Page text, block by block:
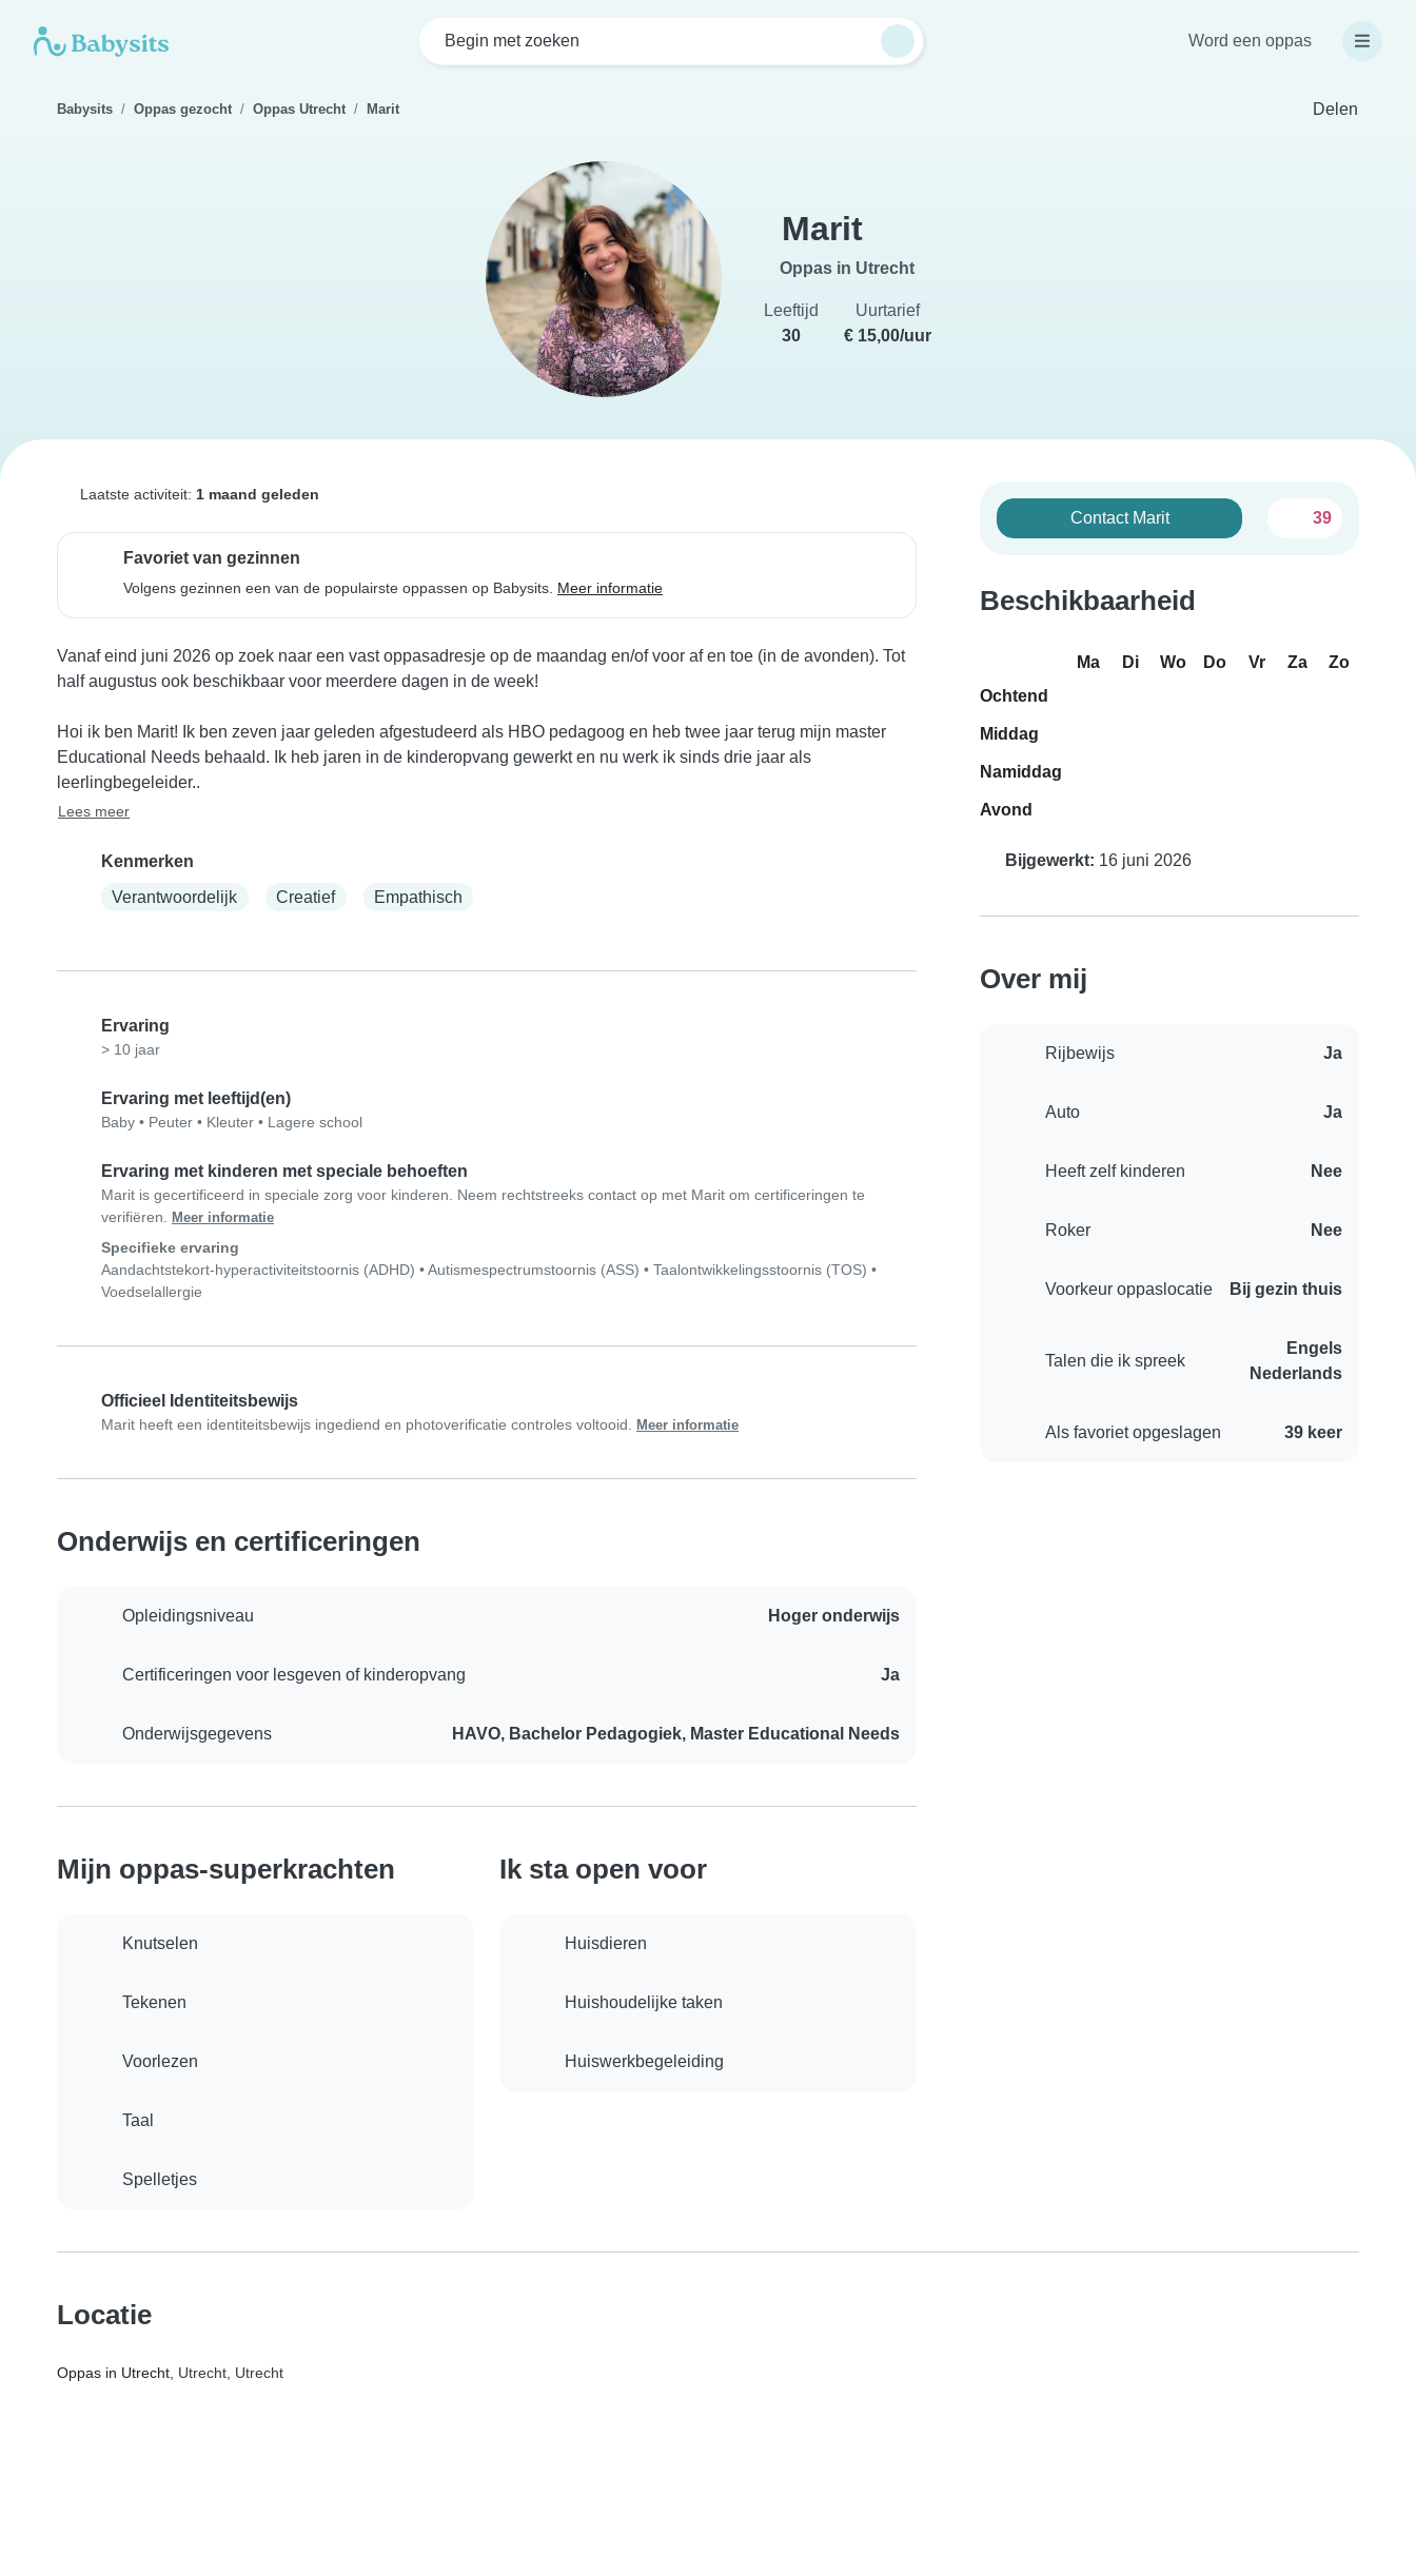
Begin met zoeken Word een oppas
Babysits Oppas gezocht Oppas Utrecht Marit Delen
Marit
Oppas in Utrecht
Leeftijd
30
Uurtarief
€ 15,00/uur
Laatste activiteit: 1 maand geleden
Favoriet van gezinnen
Volgens gezinnen een van de populairste oppassen op Babysits. Meer informatie
Vanaf eind juni 2026 op zoek naar een vast oppasadresje op de maandag en/of voor af en toe (in de avonden). Tot
half augustus ook beschikbaar voor meerdere dagen in de week!
Hoi ik ben Marit! Ik ben zeven jaar geleden afgestudeerd als HBO pedagoog en heb twee jaar terug mijn master
Educational Needs behaald. Ik heb jaren in de kinderopvang gewerkt en nu werk ik sinds drie jaar als
leerlingbegeleider..
Lees meer
Kenmerken
Verantwoordelijk
Creatief Empathisch
Ervaring
> 10 jaar
Ervaring met leeftijd(en)
Baby • Peuter • Kleuter • Lagere school
Ervaring met kinderen met speciale behoeften
Marit is gecertificeerd in speciale zorg voor kinderen. Neem rechtstreeks contact op met Marit om certificeringen te
verifiëren.
Meer informatie
Specifieke ervaring
Aandachtstekort-hyperactiviteitstoornis (ADHD) •Autismespectrumstoornis (ASS) • Taalontwikkelingsstoornis (TOS) •
Voedselallergie
Officieel Identiteitsbewijs
Marit heeft een identiteitsbewijs ingediend en photoverificatie controles voltooid. Meer informatie
Contact Marit 39
Beschikbaarheid
Ma Di Wo Do Vr Za
Zo
Ochtend
Middag
Namiddag
Avond
Bijgewerkt: 16 juni 2026
Over mij
Rijbewijs Ja
Auto Ja
Heeft zelf kinderen Nee
Roker Nee
Voorkeur oppaslocatie Bij gezin thuis
Talen die ik spreek
Engels
Nederlands
Als favoriet opgeslagen 39 keer
Onderwijs en certificeringen
Opleidingsniveau Hoger onderwijs
Certificeringen voor lesgeven of kinderopvang Ja
Onderwijsgegevens HAVO, Bachelor Pedagogiek, Master Educational Needs
Mijn oppas-superkrachten
Knutselen
Tekenen
Voorlezen
Taal
Spelletjes
Ik sta open voor
Huisdieren
Huishoudelijke taken
Huiswerkbegeleiding
Locatie
Oppas in Utrecht , Utrecht, Utrecht